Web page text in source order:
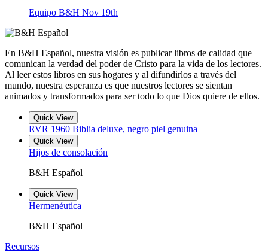
Equipo B&H Nov 19th
En B&H Español, nuestra visión es publicar libros de calidad que
comunican la verdad del poder de Cristo para la vida de los lectores.
Al leer estos libros en sus hogares y al difundirlos a través del
mundo, nuestra esperanza es que nuestros lectores se sientan
animados y transformados para ser todo lo que Dios quiere de ellos.
Quick View
RVR 1960 Biblia deluxe, negro piel genuina
Quick View
Hijos de consolación
B&H Español
Quick View
Hermenéutica
B&H Español
Recursos